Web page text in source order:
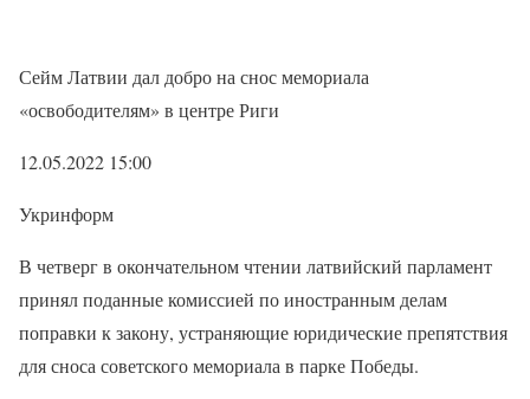
Сейм Латвии дал добро на снос мемориала
«освободителям» в центре Риги
12.05.2022 15:00
Укринформ
В четверг в окончательном чтении латвийский парламент
принял поданные комиссией по иностранным делам
поправки к закону, устраняющие юридические препятствия
для сноса советского мемориала в парке Победы.